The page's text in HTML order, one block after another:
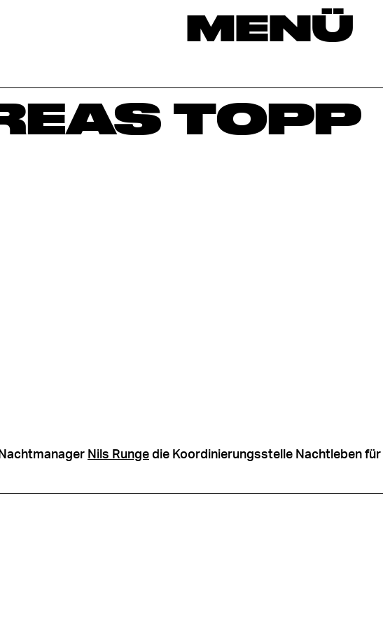
MENÜ
TOPP
Nils Runge die Koordinierungsstelle Nachtleben für